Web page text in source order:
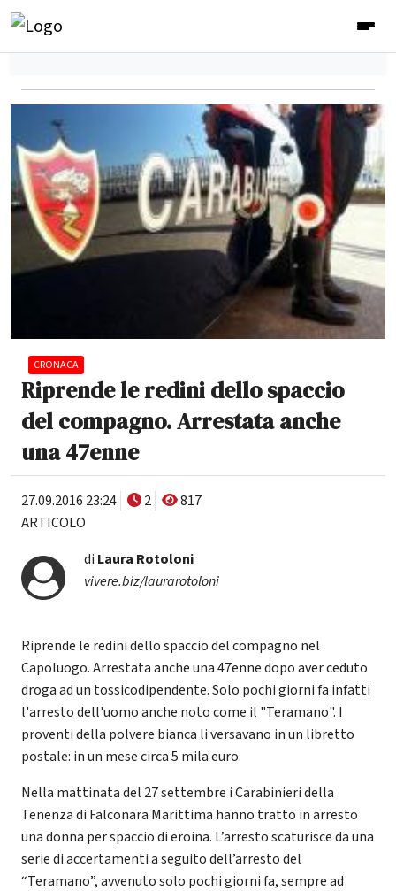
CRONACA
Riprende le redini dello spaccio
del compagno. Arrestata anche
una 47enne
27.09.2016 23:24 2
817
ARTICOLO
di Laura Rotoloni
vivere.biz/laurarotoloni
Riprende le redini dello spaccio del compagno nel
Capoluogo. Arrestata anche una 47enne dopo aver ceduto
droga ad un tossicodipendente. Solo pochi giorni fa infatti
l'arresto dell'uomo anche noto come il "Teramano". I
proventi della polvere bianca li versavano in un libretto
postale: in un mese circa 5 mila euro.
Nella mattinata del 27 settembre i Carabinieri della
Tenenza di Falconara Marittima hanno tratto in arresto
una donna per spaccio di eroina. L’arresto scaturisce da una
serie di accertamenti a seguito dell’arresto del
“Teramano”, avvenuto solo pochi giorni fa, sempre ad